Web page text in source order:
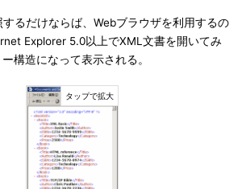
るだけならば、Webブラウザを利用するの
Explorer 5.0以上でXML文書を開いてみ
構造になって表示される。